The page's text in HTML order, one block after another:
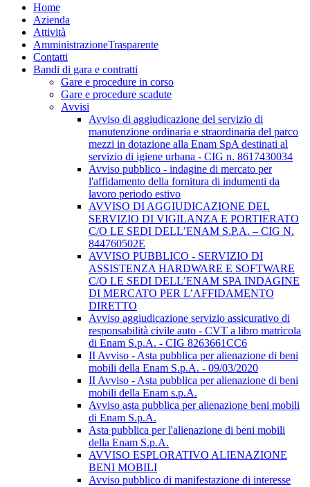
Home
Azienda
Attività
AmministrazioneTrasparente
Contatti
Bandi di gara e contratti
Gare e procedure in corso
Gare e procedure scadute
Avvisi
Avviso di aggiudicazione del servizio di
manutenzione ordinaria e straordinaria del parco
mezzi in dotazione alla Enam SpA destinati al
servizio di igiene urbana - CIG n. 8617430034
Avviso pubblico - indagine di mercato per
l'affidamento della fornitura di indumenti da
lavoro periodo estivo
AVVISO DI AGGIUDICAZIONE DEL
SERVIZIO DI VIGILANZA E PORTIERATO
C/O LE SEDI DELL’ENAM S.P.A. – CIG N.
844760502E
AVVISO PUBBLICO - SERVIZIO DI
ASSISTENZA HARDWARE E SOFTWARE
C/O LE SEDI DELL’ENAM SPA INDAGINE
DI MERCATO PER L’AFFIDAMENTO
DIRETTO
Avviso aggiudicazione servizio assicurativo di
responsabilità civile auto - CVT a libro matricola
di Enam S.p.A. - CIG 8263661CC6
II Avviso - Asta pubblica per alienazione di beni
mobili della Enam S.p.A. - 09/03/2020
II Avviso - Asta pubblica per alienazione di beni
mobili della Enam s.p.A.
Avviso asta pubblica per alienazione beni mobili
di Enam S.p.A.
Asta pubblica per l'alienazione di beni mobili
della Enam S.p.A.
AVVISO ESPLORATIVO ALIENAZIONE
BENI MOBILI
Avviso pubblico di manifestazione di interesse